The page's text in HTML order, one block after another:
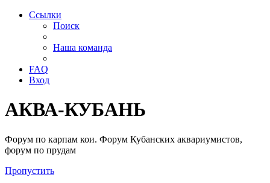
Ссылки
Поиск
Наша команда
FAQ
Вход
АКВА-КУБАНЬ
Форум по карпам кои. Форум Кубанских аквариумистов,
форум по прудам
Пропустить